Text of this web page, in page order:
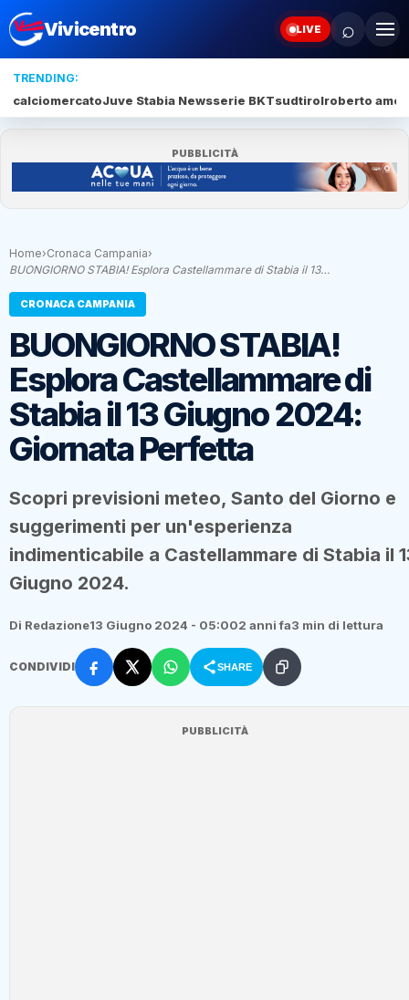
Vivicentro LIVE ⌕
TRENDING:
calciomercatoJuve Stabia Newsserie BKTsudtirolroberto
PUBBLICITÀ
Home›Cronaca Campania›
BUONGIORNO STABIA! Esplora Castellammare di Stabia il 13…
CRONACA CAMPANIA
BUONGIORNO STABIA!
Esplora Castellammare di
Stabia il 13 Giugno 2024:
Giornata Perfetta
Scopri previsioni meteo, Santo del Giorno e
suggerimenti per un'esperienza
indimenticabile a Castellammare di Stabia il
Giugno 2024.
Di Redazione13 Giugno 2024 - 05:002 anni fa3 min di lettura
CONDIVIDI SHARE
PUBBLICITÀ